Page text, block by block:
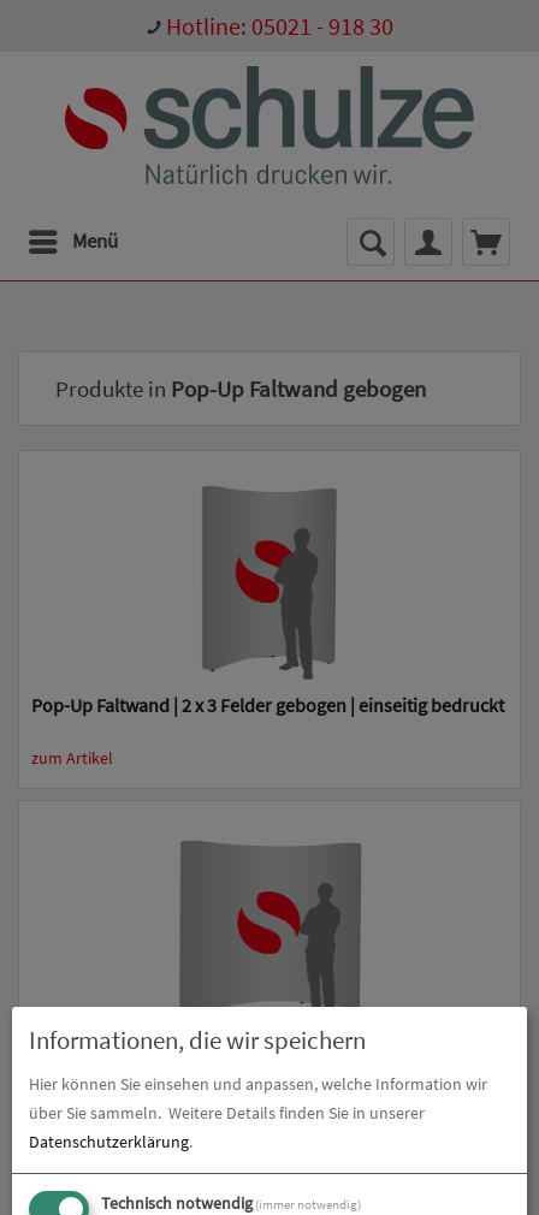
Hotline: 05021 - 918 30
Menü
Produkte in Pop-Up Faltwand gebogen
Pop-Up Faltwand | 2 x 3 Felder gebogen | einseitig bedruckt
zum Artikel
Pop-Up Faltwand | 3 x 3 Felder gebogen | einseitig bedruckt
zum Artikel
Informationen, die wir speichern
Hier können Sie einsehen und anpassen, welche Information wir
über Sie sammeln. Weitere Details finden Sie in unserer
Datenschutzerklärung.
Technisch notwendig (immer notwendig)